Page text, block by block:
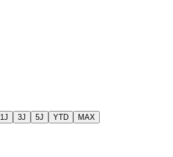
1J 3J 5J YTD MAX